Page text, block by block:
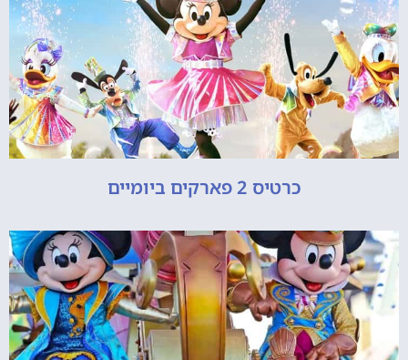
כרטיס 2 פארקים ביומיים